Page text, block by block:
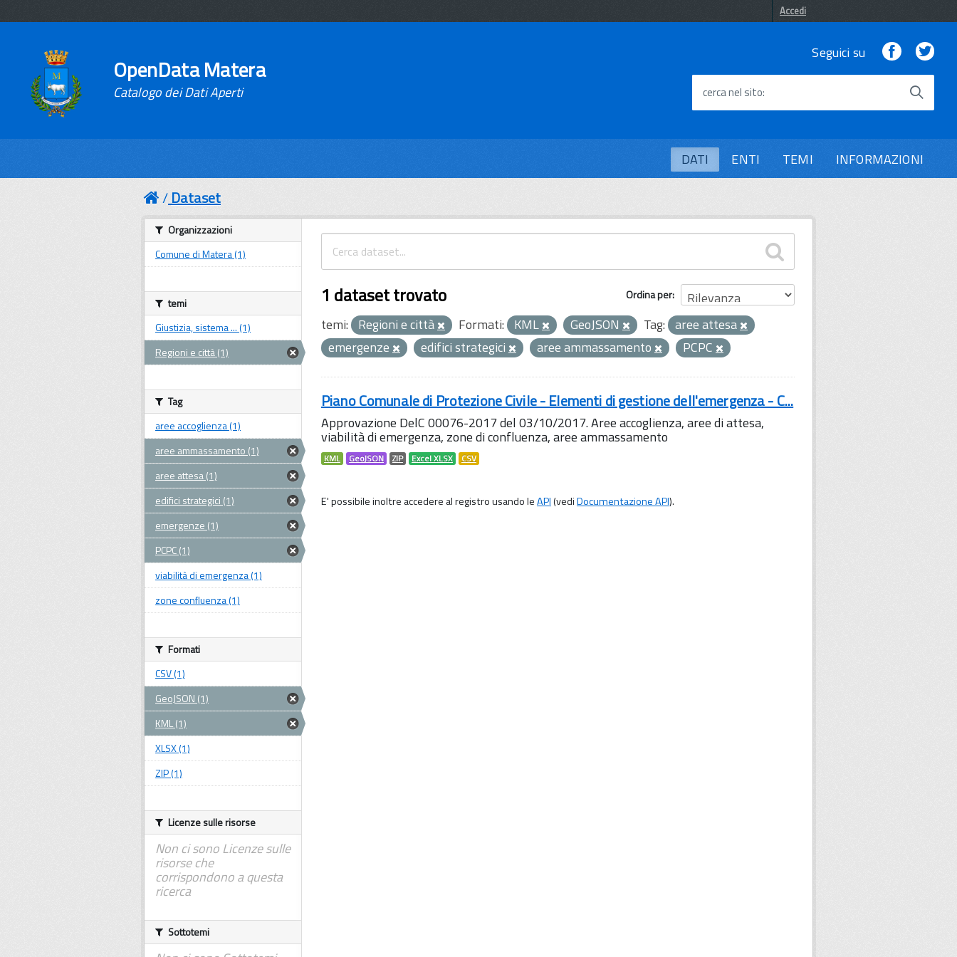
Accedi
OpenData Matera
Catalogo dei Dati Aperti
Seguici su Facebook
cerca nel sito
DATI ENTI TEMI INFORMAZIONI
Dataset
Ordina per
1 dataset trovato
temi: Regioni e città Formati: KML GeoJSON Tag: aree attesa
emergenze
edifici strategici aree ammassamento PCPC
Piano Comunale di Protezione Civile - Elementi di gestione dell'emergenza - C...
Approvazione DelC 00076-2017 del 03/10/2017. Aree accoglienza, aree di attesa,
viabilità di emergenza, zone di confluenza, aree ammassamento
KML GeoJSON ZIP Excel XLSX CSV
E' possibile inoltre accedere al registro usando leAPI(vediDocumentazione API).
Organizzazioni
Comune di Matera (1)
temi
Giustizia, sistema ... (1)
Regioni e città (1)
Tag
aree accoglienza (1)
aree ammassamento (1)
aree attesa (1)
edifici strategici (1)
emergenze (1)
PCPC (1)
viabilità di emergenza (1)
zone confluenza (1)
Formati
CSV (1)
GeoJSON (1)
KML (1)
XLSX (1)
ZIP (1)
Licenze sulle risorse
Non ci sono Licenze sulle
risorse che
corrispondono a questa
ricerca
Sottotemi